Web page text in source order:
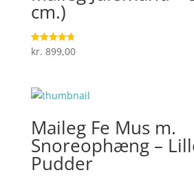
cm.)
Vurderet
4.7
kr. 899,00
Maileg Fe Mus m.
Snoreophæng –
Pudder